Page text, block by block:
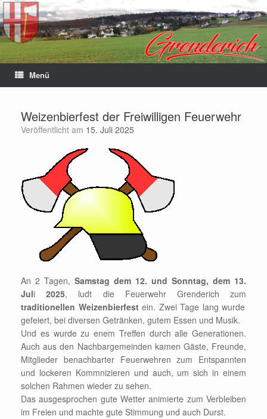
Menü
Weizenbierfest der Freiwilligen Feuerwehr
Veröffentlicht am 15. Juli 2025
An 2 Tagen, Samstag dem 12. und Sonntag, dem 13.
Juli 2025, ludt die Feuerwehr Grenderich zum
traditionellen Weizenbierfestein. Zwei Tage lang wurde
gefeiert, bei diversen Getränken, gutem Essen und Musik.
Und es wurde zu enem Treffen durch alle Generationen.
Auch aus den Nachbargemeinden kamen Gäste, Freunde,
Mitglieder benachbarter Feuerwehren zum Entspannten
und lockeren Kommnizieren und auch, um sich in einem
solchen Rahmen wieder zu sehen.
Das ausgesprochen gute Wetter animierte zum Verbleiben
im Freien und machte gute Stimmung und auch Durst.